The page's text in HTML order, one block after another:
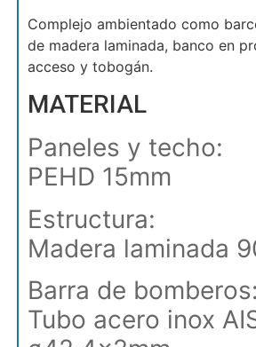
Complejo ambientado como
de madera laminada, banco en
acceso y tobogán.
MATERIAL
Paneles y techo:
PEHD 15mm
Estructura:
Madera laminada
Barra de bomberos:
Tubo acero inox